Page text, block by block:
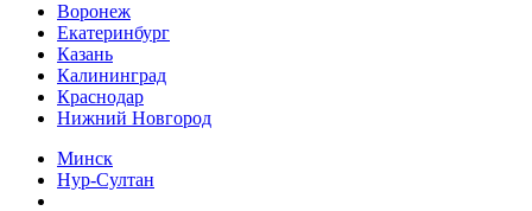
Воронеж
Екатеринбург
Казань
Калининград
Краснодар
Нижний Новгород
Минск
Нур-Султан